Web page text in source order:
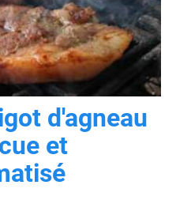
d'agneau
et